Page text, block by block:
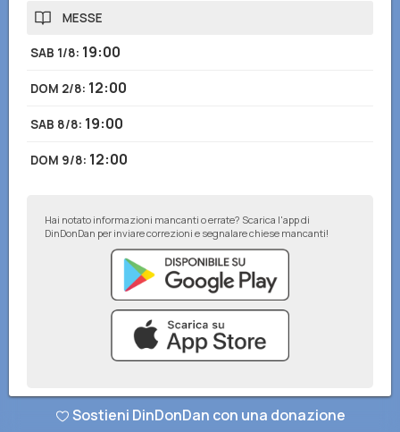
MESSE
SAB 1/8: 19:00
DOM 2/8: 12:00
SAB 8/8: 19:00
DOM 9/8: 12:00
Hai notato informazioni mancanti o errate? Scarica l'app di
DinDonDan per inviare correzioni e segnalare chiese mancanti!
© DinDonDan App 2026–Privacy Policy–Inserisci sul tuo sito web
Sostieni DinDonDan con una donazione